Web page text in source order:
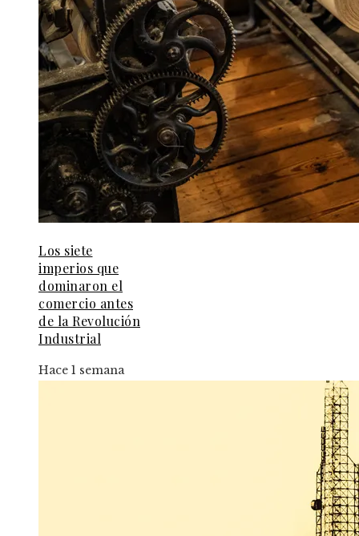
Los siete
imperios que
dominaron el
comercio antes
de la Revolución
Industrial
Hace 1 semana